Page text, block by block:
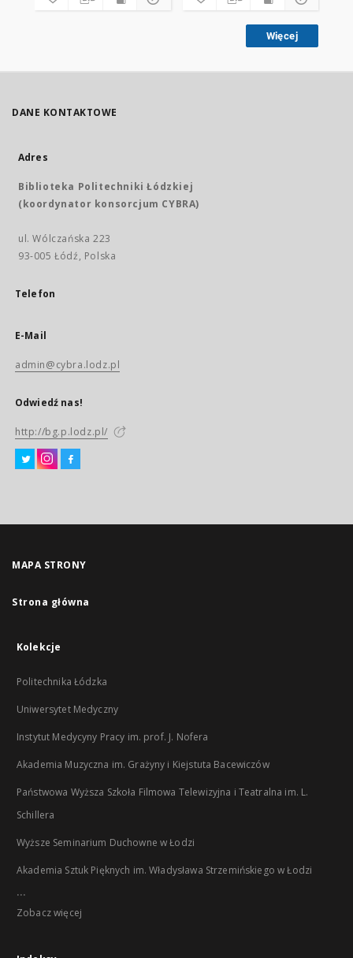
Więcej
DANE KONTAKTOWE
Adres
Biblioteka Politechniki Łódzkiej
(koordynator konsorcjum CYBRA)
ul. Wólczańska 223
93-005 Łódź, Polska
Telefon
E-Mail
admin@cybra.lodz.pl
Odwiedź nas!
http://bg.p.lodz.pl/
MAPA STRONY
Strona główna
Kolekcje
Politechnika Łódzka
Uniwersytet Medyczny
Instytut Medycyny Pracy im. prof. J. Nofera
Akademia Muzyczna im. Grażyny i Kiejstuta Bacewiczów
Państwowa Wyższa Szkoła Filmowa Telewizyjna i Teatralna im. L.
Schillera
Wyższe Seminarium Duchowne w Łodzi
Akademia Sztuk Pięknych im. Władysława Strzemińskiego w Łodzi
...
Zobacz więcej